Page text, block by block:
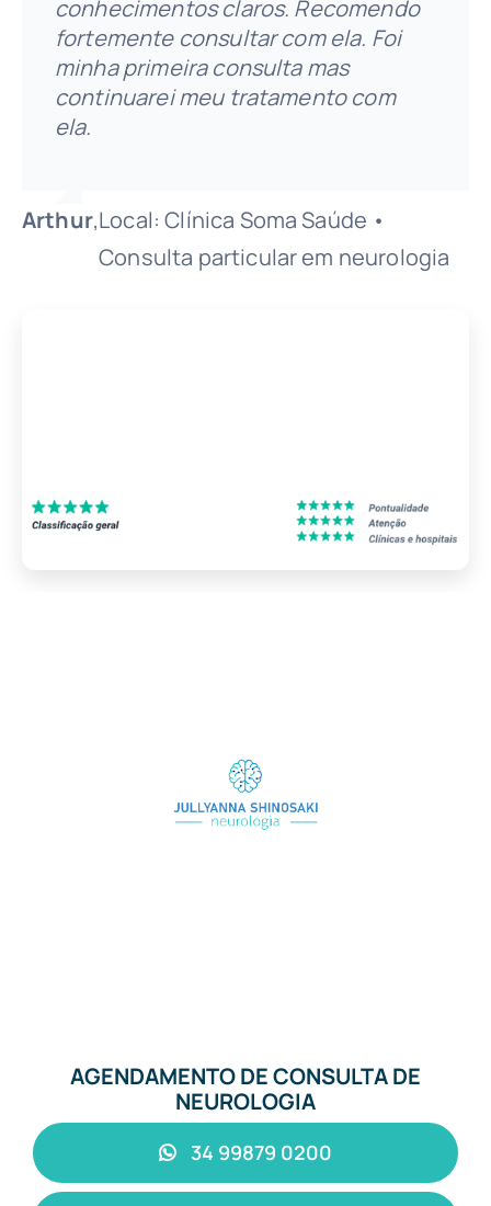
conhecimentos claros. Recomendo
fortemente consultar com ela. Foi
minha primeira consulta mas
continuarei meu tratamento com
ela.
Arthur,Local: Clínica Soma Saúde •
Consulta particular em neurologia
Pedro
Rabelo
,Local: Telemedicina •
Teleconsulta
atenciosa, sem pressa nos
atendimentos , pediu exames ;
excelente atendimento. Muito
obrigada
Portes
Consulta particular em neurologia
Andréa Soares
Carrijo Ferreira
,Local: Clínica Soma
Saúde • Consulta
neurologia
Mônica,Local: Clínica Soma Saúde •
Consulta neurologia
Cristina,Local: Neuromodulação •
Neuromodulação
indico para todos os meus parentes.
Natália,Local: Clínica Soma Saúde •
AGENDAMENTO DE CONSULTA DE
NEUROLOGIA
34 99879 0200